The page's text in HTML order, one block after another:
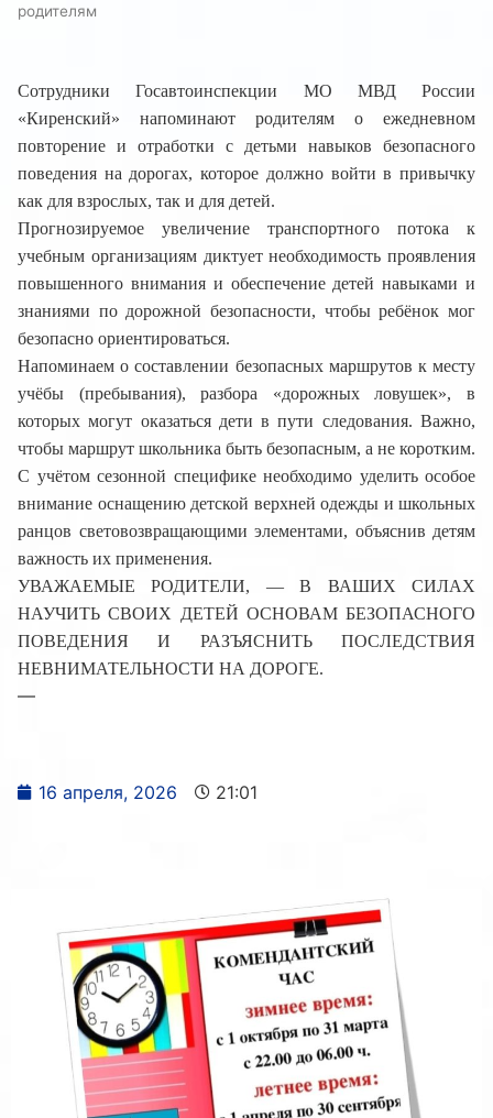
родителям
Сотрудники Госавтоинспекции МО МВД России
«Киренский» напоминают родителям о ежедневном
повторение и отработки с детьми навыков безопасного
поведения на дорогах, которое должно войти в привычку
как для взрослых, так и для детей.
Прогнозируемое увеличение транспортного потока к
учебным организациям диктует необходимость проявления
повышенного внимания и обеспечение детей навыками и
знаниями по дорожной безопасности, чтобы ребёнок мог
безопасно ориентироваться.
Напоминаем о составлении безопасных маршрутов к месту
учёбы (пребывания), разбора «дорожных ловушек», в
которых могут оказаться дети в пути следования. Важно,
чтобы маршрут школьника быть безопасным, а не коротким.
С учётом сезонной специфике необходимо уделить особое
внимание оснащению детской верхней одежды и школьных
ранцов световозвращающими элементами, объяснив детям
важность их применения.
УВАЖАЕМЫЕ РОДИТЕЛИ, — В ВАШИХ СИЛАХ
НАУЧИТЬ СВОИХ ДЕТЕЙ ОСНОВАМ БЕЗОПАСНОГО
ПОВЕДЕНИЯ И РАЗЪЯСНИТЬ ПОСЛЕДСТВИЯ
НЕВНИМАТЕЛЬНОСТИ НА ДОРОГЕ.
—
16 апреля, 2026 21:01